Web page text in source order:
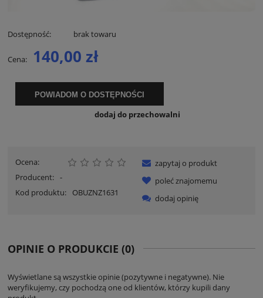
Dostępność: brak towaru
Cena: 140,00 zł
POWIADOM O DOSTĘPNOŚCI
dodaj do przechowalni
Ocena:
Producent: -
Kod produktu:
OBUZNZ1631
zapytaj o produkt
poleć znajomemu
dodaj opinię
OPINIE O PRODUKCIE (0)
Wyświetlane są wszystkie opinie (pozytywne i negatywne). Nie
weryfikujemy, czy pochodzą one od klientów, którzy kupili dany